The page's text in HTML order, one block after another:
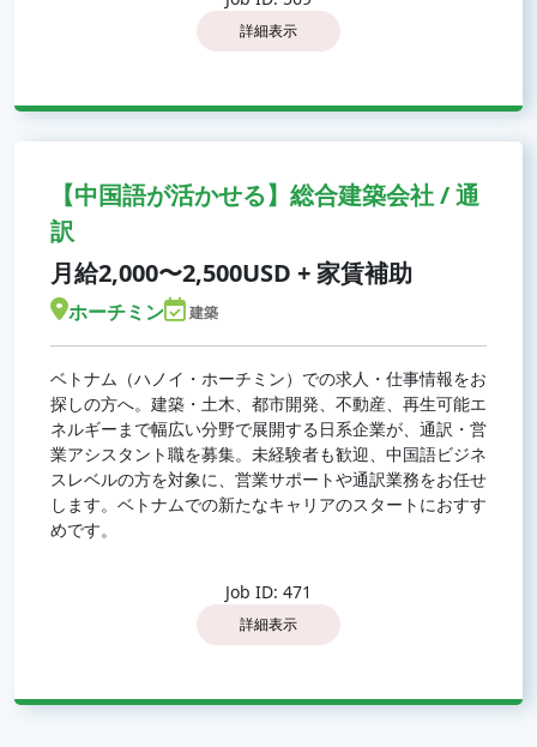
詳細表示
【中国語が活かせる】総合建築会社 / 通
訳
月給2,000〜2,500USD + 家賃補助
ホーチミン 建築
ベトナム（ハノイ・ホーチミン）での求人・仕事情報をお
探しの方へ。建築・土木、都市開発、不動産、再生可能エ
ネルギーまで幅広い分野で展開する日系企業が、通訳・営
業アシスタント職を募集。未経験者も歓迎、中国語ビジネ
スレベルの方を対象に、営業サポートや通訳業務をお任せ
します。ベトナムでの新たなキャリアのスタートにおすす
めです。
Job ID: 471
詳細表示